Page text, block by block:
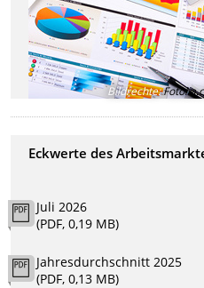
Bildrechte:
Eckwerte des
Juli 2026
(PDF, 0,19 MB)
Jahresdurchschnitt 2025
(PDF, 0,13 MB)